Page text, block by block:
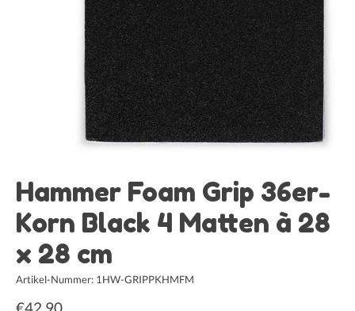
Hammer Foam Grip 36er-
Korn Black 4 Matten à 28
x 28 cm
Artikel-Nummer: 1HW-GRIPPKHMFM